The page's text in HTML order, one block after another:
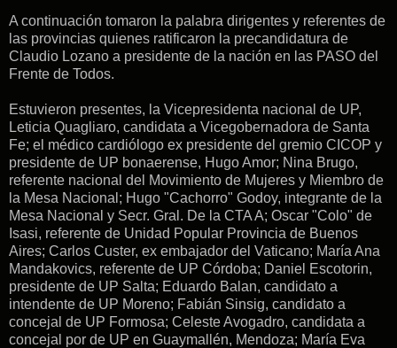
A continuación tomaron la palabra dirigentes y referentes de
las provincias quienes ratificaron la precandidatura de
Claudio Lozano a presidente de la nación en las PASO del
Frente de Todos.
Estuvieron presentes, la Vicepresidenta nacional de UP,
Leticia Quagliaro, candidata a Vicegobernadora de Santa
Fe; el médico cardiólogo ex presidente del gremio CICOP y
presidente de UP bonaerense, Hugo Amor; Nina Brugo,
referente nacional del Movimiento de Mujeres y Miembro de
la Mesa Nacional; Hugo "Cachorro" Godoy, integrante de la
Mesa Nacional y Secr. Gral. De la CTA A; Oscar "Colo" de
Isasi, referente de Unidad Popular Provincia de Buenos
Aires; Carlos Custer, ex embajador del Vaticano; María Ana
Mandakovics, referente de UP Córdoba; Daniel Escotorin,
presidente de UP Salta; Eduardo Balan, candidato a
intendente de UP Moreno; Fabián Sinsig, candidato a
concejal de UP Formosa; Celeste Avogadro, candidata a
concejal por de UP en Guaymallén, Mendoza; María Eva